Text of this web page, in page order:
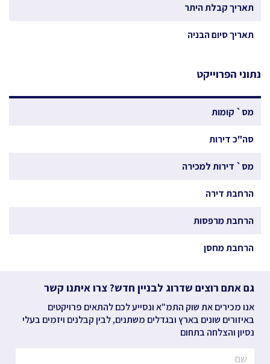
תאריך קבלת היתר
תאריך סיום הבניה
נתוני הפרוייקט
מס` קומות
סה"כ דירות
מס` דירות למכירה
הרחבת דירה
הרחבת מרפסות
הרחבת מחסן
גם אתם רוצים שדרוג לבניין חדש? צרו איתנו קשר
אנו מכירים את שוק התמ"א ונסייע לכם להתאים פרויקטים
באיזורים שונים בארץ ובגדלים משתנים, לבין קבלנים ויזמים בעלי
נסיון והצלחה בתחום